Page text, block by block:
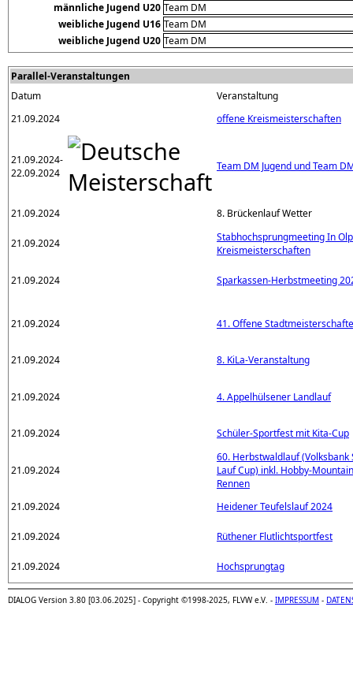
männliche Jugend U20 Team DM
weibliche Jugend U16 Team DM
weibliche Jugend U20 Team DM
Parallel-Veranstaltungen
Datum
Veranstaltung
21.09.2024
offene Kreismeisterschaften
21.09.2024-
22.09.2024
Team DM Jugend und Team
21.09.2024 8. Brückenlauf Wetter
21.09.2024
Stabhochsprungmeeting In
Kreismeisterschaften
21.09.2024 Sparkassen-Herbstmeeting
21.09.2024 41. Offene
21.09.2024 8. KiLa-Veranstaltung
21.09.2024 4. Appelhülsener Landlauf
21.09.2024 Schüler-Sportfest mit Kita-Cup
21.09.2024
60. Herbstwaldlauf (Volksbank
Lauf Cup) inkl. Hobby-
Rennen
21.09.2024
Heidener Teufelslauf 2024
21.09.2024 Rüthener Flutlichtsportfest
21.09.2024 Hochsprungtag
DIALOG Version 3.80 [03.06.2025] - Copyright ©1998-2025, FLVW e.V. - IMPRESSUM -